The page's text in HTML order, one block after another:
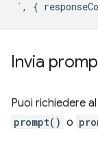
` , {
Invia
Puoi richiedere
prompt() o